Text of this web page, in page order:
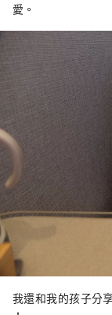
愛。
我還和我的孩子分